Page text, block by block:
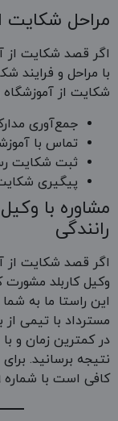
مراحل شکایت
اگر قصد شکایت از
با مراحل و فرایند
شکایت از آموزشگاه
جمع‌آوری
تماس با
ثبت شکایت
پیگیری
مشاوره با
رانندگی
اگر قصد شکایت از
وکیل کاربلد مشورت
این راستا ما به
مسترداد با تیمی
در کمترین زمان و
نتیجه برسانید.
کافی است با شماره 09222922909 تماس برقرار کنید.